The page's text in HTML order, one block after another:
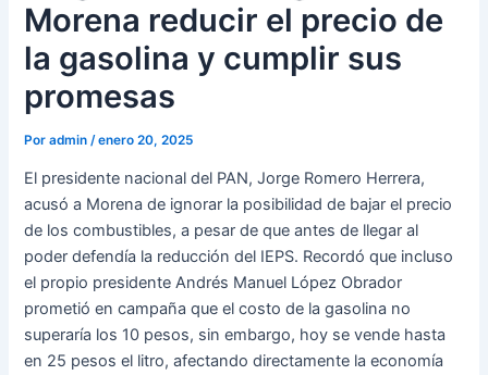
Morena reducir el precio de
la gasolina y cumplir sus
promesas
Poradmin /enero 20, 2025
El presidente nacional del PAN, Jorge Romero Herrera,
acusó a Morena de ignorar la posibilidad de bajar el precio
de los combustibles, a pesar de que antes de llegar al
poder defendía la reducción del IEPS. Recordó que incluso
el propio presidente Andrés Manuel López Obrador
prometió en campaña que el costo de la gasolina no
superaría los 10 pesos, sin embargo, hoy se vende hasta
en 25 pesos el litro, afectando directamente la economía